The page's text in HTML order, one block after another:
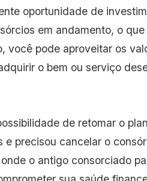
oportunidade de
em andamento, o
pode aproveitar os
o bem ou serviço
de retomar o
precisou cancelar o
o antigo consorciado